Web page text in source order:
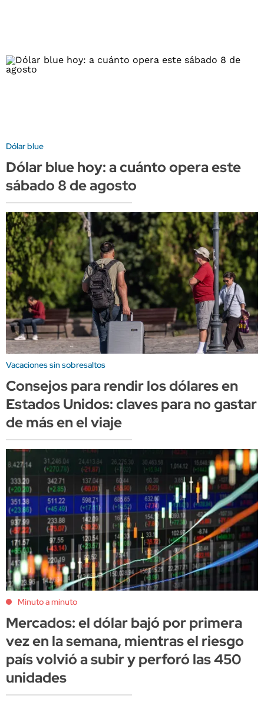
Dólar blue
Dólar blue hoy: a cuánto opera este
sábado 8 de agosto
Vacaciones sin sobresaltos
Consejos para rendir los dólares en
Estados Unidos: claves para no gastar
de más en el viaje
Minuto a minuto
Mercados: el dólar bajó por primera
vez en la semana, mientras el riesgo
país volvió a subir y perforó las 450
unidades